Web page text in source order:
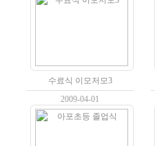
수료식 이모저모3
2009-04-01